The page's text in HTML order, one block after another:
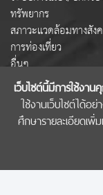
เว็บไซต์นี้มีการใช้งา
ใช้งานเว็บไซต์ได้อ
ศึกษารายละเอียดเพิ่
ทรัพยากร
สภาวะแวดล้อมทางสัง
การท่องเที่ยว
อื่นๆ
COPYRIGHT © 2022